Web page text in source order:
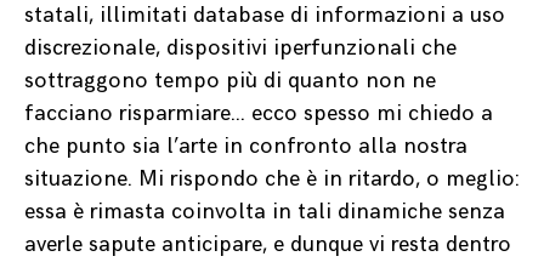
statali, illimitati database di informazioni a uso
discrezionale, dispositivi iperfunzionali che
sottraggono tempo più di quanto non ne
facciano risparmiare… ecco spesso mi chiedo a
che punto sia l’arte in confronto alla nostra
situazione. Mi rispondo che è in ritardo, o meglio:
essa è rimasta coinvolta in tali dinamiche senza
averle sapute anticipare, e dunque vi resta dentro